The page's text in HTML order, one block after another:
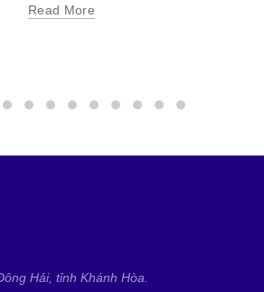
Read More
Hải, tỉnh Khánh Hòa.